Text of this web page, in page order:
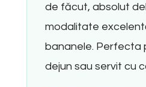
de făcut, absolut
modalitate
bananele. Perfecta
dejun sau servit cu